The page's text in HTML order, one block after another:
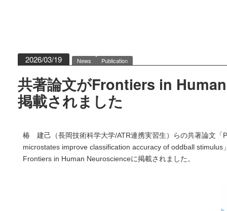
2026/03/19 News Publication
共著論文がFrontiers in
掲載されました
椿 建己（長岡技術科学大学/ATR連携実習生）らの共著論文「
microstates improve classification accuracy of oddball
Frontiers in Human Neuroscienceに掲載されました。